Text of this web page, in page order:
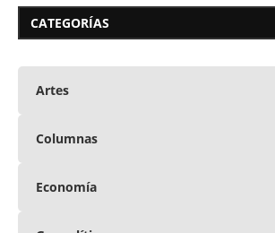
CATEGORÍAS
Artes
Columnas
Economía